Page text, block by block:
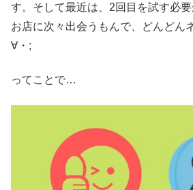
す。そして最近は、2回目を試す必
お店に次々出会うもんで、どんどん
∀・;
ってことで…